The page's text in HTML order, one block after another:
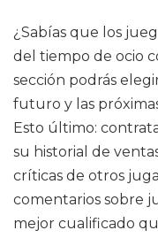
¿Sabías que los
del tiempo de ocio
sección podrás
futuro y las
Esto último:
su historial de
críticas de otros
comentarios sobre
mejor cualificado